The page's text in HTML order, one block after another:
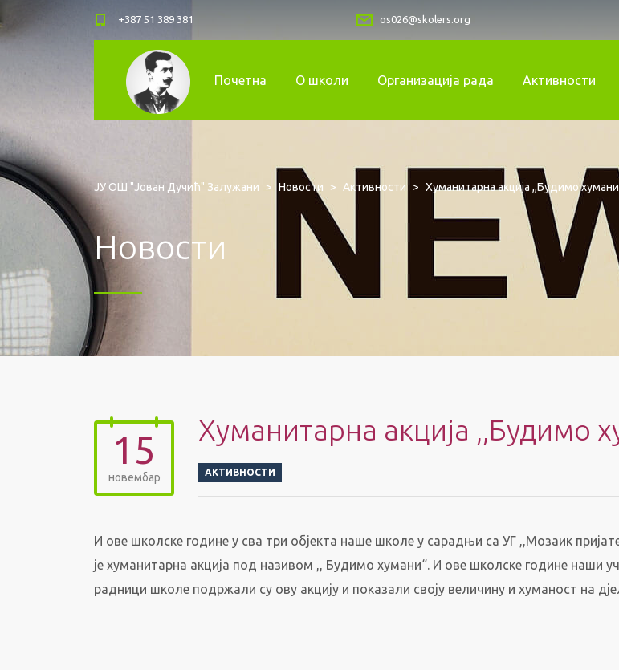
+387 51 389 381 os026@skolers.org
Почетна О школи Организација рада Активности
ЈУ ОШ "Јован Дучић" Залужани > Новости > Активности > Хуманитарна акција ,,Будимо
Новости
15
новембар
Хуманитарна акција ,,Будимо
АКТИВНОСТИ
И ове школске године у сва три објекта наше школе у сарадњи са УГ ,,Мозаик
је хуманитарна акција под називом ,, Будимо хумани“. И ове школске године наши
радници школе подржали су ову акцију и показали своју величину и хуманост на